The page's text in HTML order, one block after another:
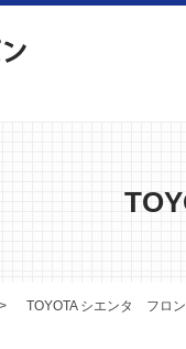
TOYOTA シエンタ フロ